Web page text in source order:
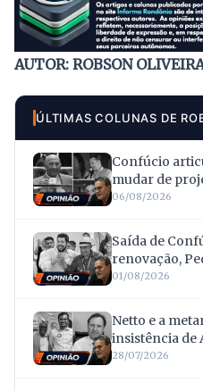
AUTOR: ROBSON
ÚLTIMAS COLUNAS DE
Confúcio
mudar de
silencia sobre
06/08/2026
Saída de
renovação,
MDB e PSD
01/08/2026
Netto e a
insistência de
o revés que
28/07/2026